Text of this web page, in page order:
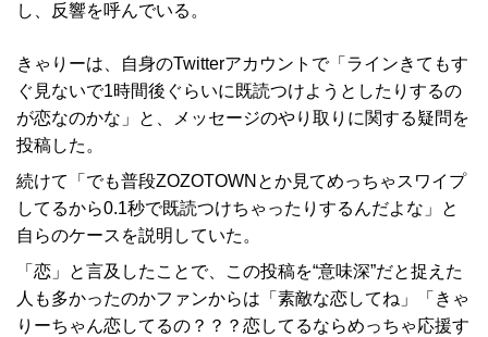
し、反響を呼んでいる。
きゃりーは、自身のTwitterアカウントで「ラインきてもす
ぐ見ないで1時間後ぐらいに既読つけようとしたりするの
が恋なのかな」と、メッセージのやり取りに関する疑問を
投稿した。
続けて「でも普段ZOZOTOWNとか見てめっちゃスワイプ
してるから0.1秒で既読つけちゃったりするんだよな」と
自らのケースを説明していた。
「恋」と言及したことで、この投稿を“意味深”だと捉えた
人も多かったのかファンからは「素敵な恋してね」「きゃ
りーちゃん恋してるの？？？恋してるならめっちゃ応援す